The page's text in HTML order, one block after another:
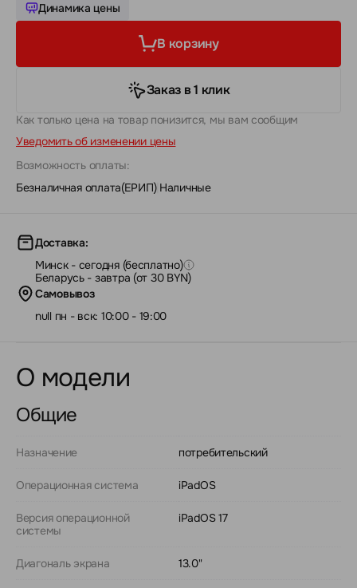
Динамика цены
В корзину
Заказ в 1 клик
Как только цена на товар понизится, мы вам сообщим
Уведомить об изменении цены
Возможность оплаты:
Безналичная оплата(ЕРИП)| Наличные
Доставка:
Минск - сегодня (бесплатно)
Беларусь - завтра (от 30 BYN)
Самовывоз
null пн - вск: 10:00 - 19:00
О модели
Общие
Назначение потребительский
Операционная система iPadOS
Версия операционной
системы
iPadOS 17
Диагональ экрана 13.0"